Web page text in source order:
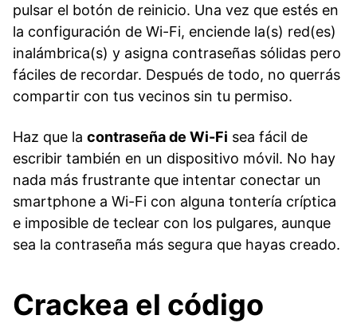
pulsar el botón de reinicio. Una vez que estés en
la configuración de Wi-Fi, enciende la(s) red(es)
inalámbrica(s) y asigna contraseñas sólidas pero
fáciles de recordar. Después de todo, no querrás
compartir con tus vecinos sin tu permiso.
Haz que la contraseña de Wi-Fi sea fácil de
escribir también en un dispositivo móvil. No hay
nada más frustrante que intentar conectar un
smartphone a Wi-Fi con alguna tontería críptica
e imposible de teclear con los pulgares, aunque
sea la contraseña más segura que hayas creado.
Crackea el código